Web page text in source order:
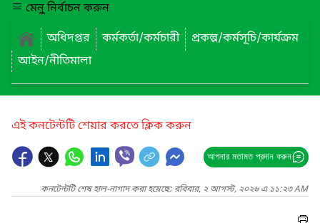
মেনু নির্বাচন করুন
অধিদপ্তর
কর্মকর্তা/কর্মচারী
প্রকল্প/কর্মসূচি/কার্যক্রম
আইন/নীতিমালা
এই কনটেন্টটি শেয়ার করতে ক্লিক করুন
আপনার মতামত প্রদান করুন
কনটেন্টটি শেষ হাল-নাগাদ করা হয়েছে: রবিবার, ২ আগস্ট, ২০২৬ এ ১১:২৩ AM